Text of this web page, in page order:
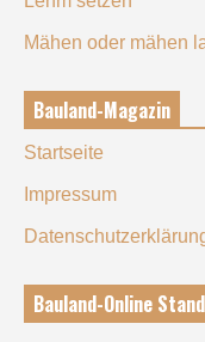
Mähen oder mähen
Bauland-Magazin
Startseite
Impressum
Bauland-Online